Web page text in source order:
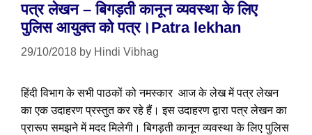
पत्र लेखन – बिगड़ती कानून व्यवस्था के लिए
पुलिस आयुक्त को पत्र।Patra lekhan
29/10/2018 by Hindi Vibhag
हिंदी विभाग के सभी पाठकों को नमस्कार आज के लेख में पत्र लेखन
का एक उदाहरण प्रस्तुत कर रहे हैं। इस उदाहरण द्वारा पत्र लेखन का
प्रारूप समझने में मदद मिलेगी। बिगड़ती कानून व्यवस्था के लिए पुलिस